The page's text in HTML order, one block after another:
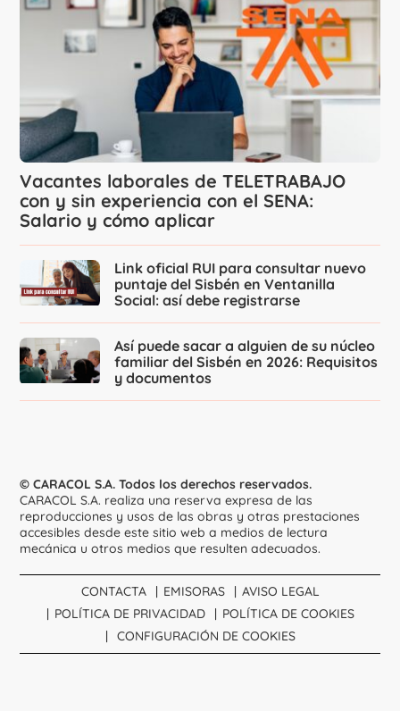
Vacantes laborales de TELETRABAJO
con y sin experiencia con el SENA:
Salario y cómo aplicar
Link oficial RUI para consultar nuevo
puntaje del Sisbén en Ventanilla
Social: así debe registrarse
Así puede sacar a alguien de su núcleo
familiar del Sisbén en 2026: Requisitos
y documentos
© CARACOL S.A. Todos los derechos reservados.
CARACOL S.A. realiza una reserva expresa de las
reproducciones y usos de las obras y otras prestaciones
accesibles desde este sitio web a medios de lectura
mecánica u otros medios que resulten adecuados.
CONTACTA EMISORAS
AVISO LEGAL
POLÍTICA DE PRIVACIDAD
POLÍTICA DE COOKIES
CONFIGURACIÓN DE COOKIES